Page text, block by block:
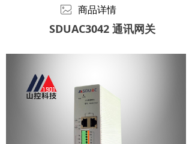
商品详情
SDUAC3042 通讯网关
ꂈ